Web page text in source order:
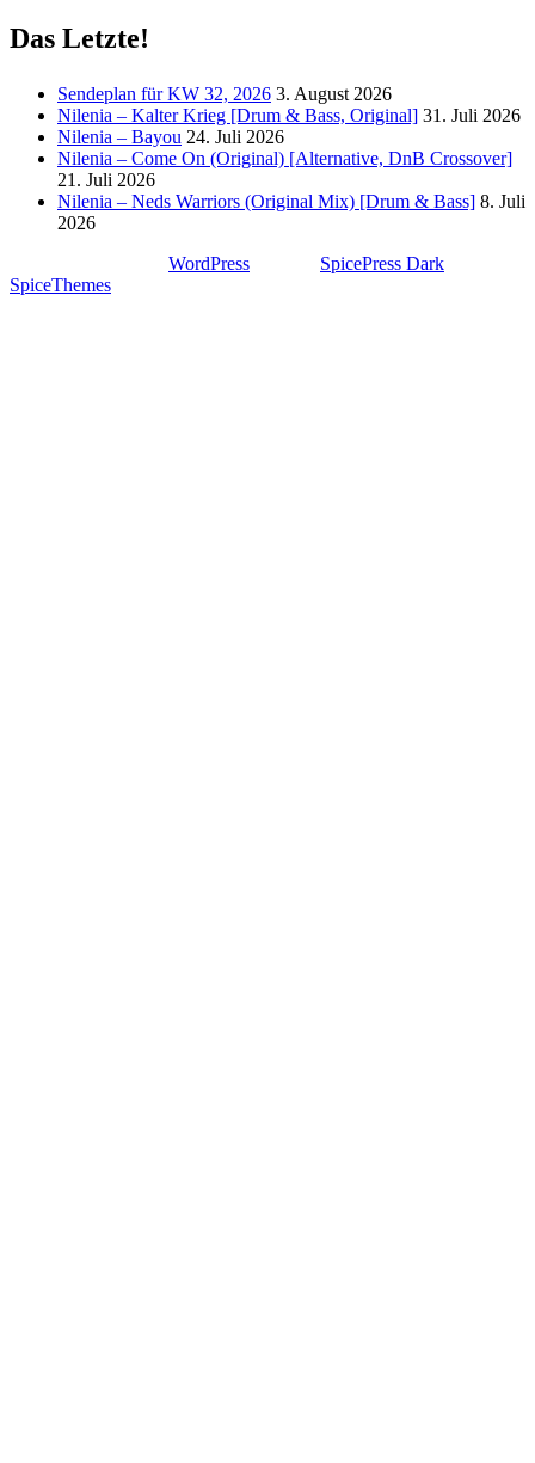
Das Letzte!
Sendeplan für KW 32, 2026 3. August 2026
Nilenia – Kalter Krieg [Drum & Bass, Original] 31. Juli 2026
Nilenia – Bayou 24. Juli 2026
Nilenia – Come On (Original) [Alternative, DnB Crossover]
21. Juli 2026
Nilenia – Neds Warriors (Original Mix) [Drum & Bass] 8. Juli
2026
WordPress SpicePress Dark
SpiceThemes